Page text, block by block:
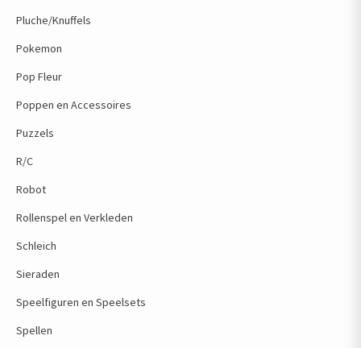
Pluche/Knuffels
Pokemon
Pop Fleur
Poppen en Accessoires
Puzzels
R/C
Robot
Rollenspel en Verkleden
Schleich
Sieraden
Speelfiguren en Speelsets
Spellen